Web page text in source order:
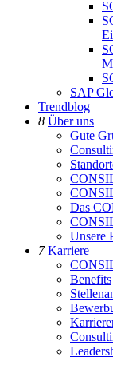
SAP
Trendblog
8 Über uns
Gute
Das
Unsere
7Karriere
Benefits